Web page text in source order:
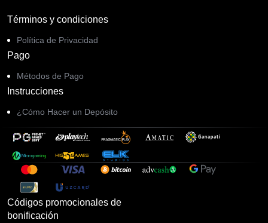
Términos y condiciones
Política de Privacidad
Pago
Métodos de Pago
Instrucciones
¿Cómo Hacer un Depósito
Códigos promocionales de
bonificación